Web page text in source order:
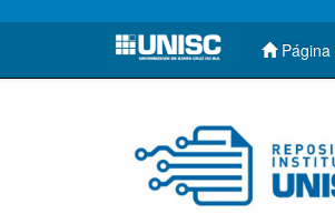
Skip
Página